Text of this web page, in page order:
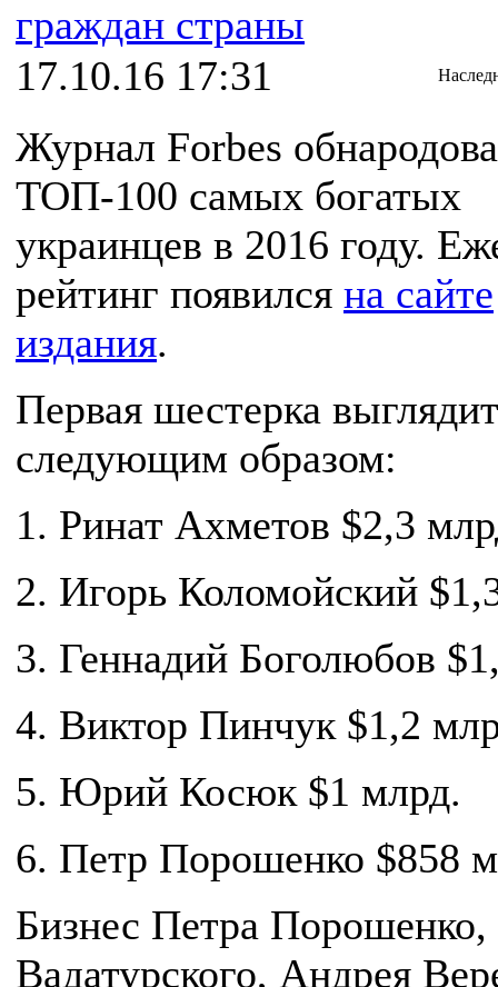
граждан страны
17.10.16 17:31
Журнал Forbes
ТОП-100 самых богатых
украинцев в 2016 году.
рейтинг появился на сайте
издания.
Первая шестерка выглядит
следующим образом:
1. Ринат Ахметов $2,3
2. Игорь Коломойский
3. Геннадий Боголюбов
4. Виктор Пинчук $1,2
5. Юрий Косюк $1 млрд.
6. Петр Порошенко $858
Бизнес Петра Порошенко,
Вадатурского, Андрея